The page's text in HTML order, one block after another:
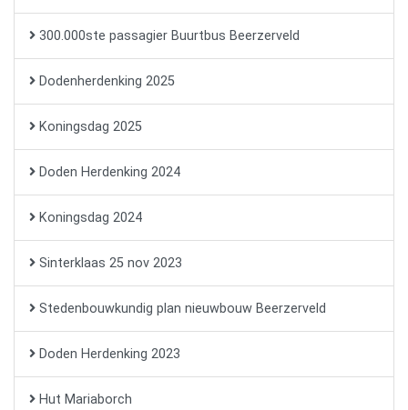
300.000ste passagier Buurtbus Beerzerveld
Dodenherdenking 2025
Koningsdag 2025
Doden Herdenking 2024
Koningsdag 2024
Sinterklaas 25 nov 2023
Stedenbouwkundig plan nieuwbouw Beerzerveld
Doden Herdenking 2023
Hut Mariaborch